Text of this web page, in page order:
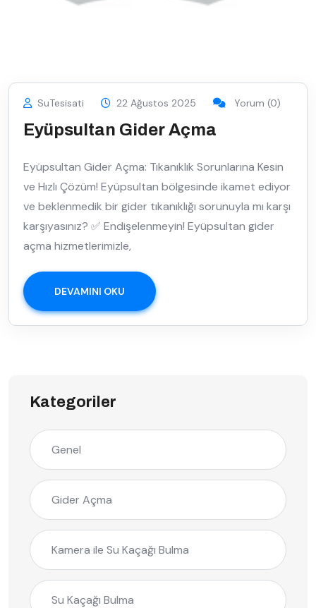
SuTesisati 22 Ağustos 2025 Yorum (0)
Eyüpsultan Gider Açma
Eyüpsultan Gider Açma: Tıkanıklık Sorunlarına Kesin
ve Hızlı Çözüm! Eyüpsultan bölgesinde ikamet ediyor
ve beklenmedik bir gider tıkanıklığı sorunuyla mı karşı
karşıyasınız? ✅ Endişelenmeyin! Eyüpsultan gider
açma hizmetlerimizle,
DEVAMINI OKU
Kategoriler
Genel
Gider Açma
Kamera ile Su Kaçağı Bulma
Su Kaçağı Bulma